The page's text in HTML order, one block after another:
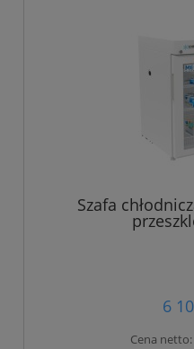
Szafa
6
Cena netto: